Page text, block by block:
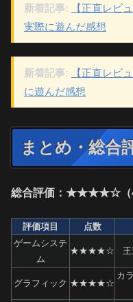
新着記事:
【正直レビ
実際に遊んだ感想
新着記事:
【正直レビ
に遊んだ感想
まとめ・総合
総合評価：★★★★☆（
評価項目 点数
ゲームシステ
ム
★★★★☆
グラフィック ★★★★☆
カ